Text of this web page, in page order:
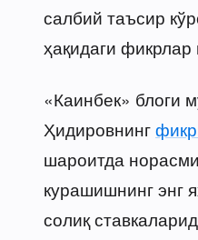
салбий таъсир
ҳақидаги
«Каинбек» блоги
Ҳидировнинг
шароитда
курашишнинг энг
солиқ